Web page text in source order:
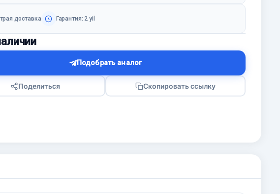
доставка Гарантия: 2 yil
Подобрать аналог
Поделиться Скопировать ссылку